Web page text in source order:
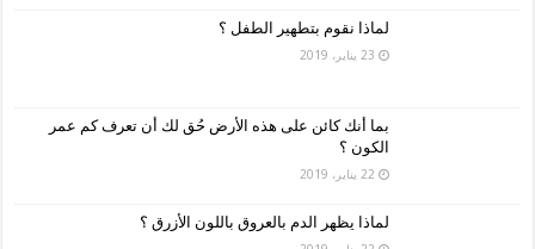
لماذا نقوم بتطهير الطفل ؟
23 يناير، 2019
بما أنك كائن على هذه الأرض حُق لك أن تعرف كم عمر
الكون ؟
22 يناير، 2019
لماذا يظهر الدم بالعروق باللون الأزرق ؟